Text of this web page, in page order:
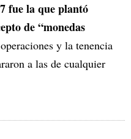
fue la que plantó
de “monedas
y la tenencia
a las de cualquier